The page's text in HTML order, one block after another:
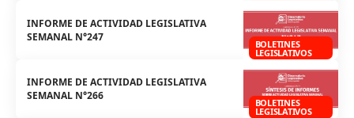
BOLETINES
LEGISLATIVOS
INFORME DE ACTIVIDAD LEGISLATIVA
SEMANAL N°247
BOLETINES
LEGISLATIVOS
INFORME DE ACTIVIDAD LEGISLATIVA
SEMANAL N°266